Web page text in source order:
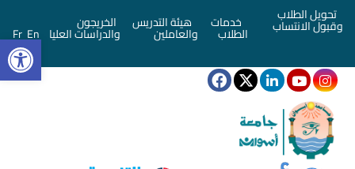
تحويل الطلاب
وقبول الانتساب خدمات
الطلاب
هيئة التدريس
والعاملين
الخريجون
والدراسات العليا En
Fr